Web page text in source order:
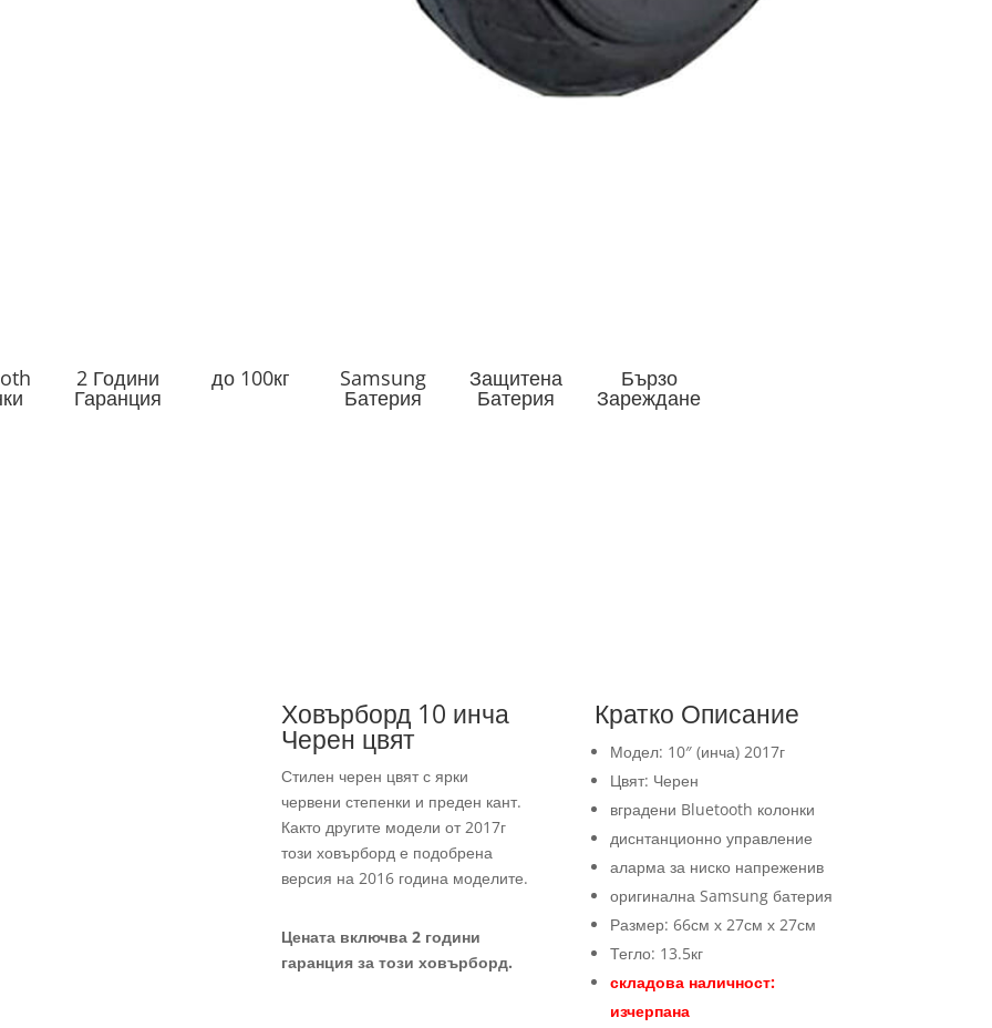
2 Години
Гаранция
до 100кг Samsung
Батерия
Защитена
Батерия
Бързо
Зареждане
Ховърборд 10 инча
Черен цвят
Стилен черен цвят с ярки
червени степенки и преден кант.
Както другите модели от 2017г
този ховърборд е подобрена
версия на 2016 година моделите.
Цената включва 2 години
гаранция за този ховърборд.
Кратко Описание
Модел: 10″ (инча) 2017г
Цвят: Черен
вградени Bluetooth колонки
диснтанционно управление
аларма за ниско напреженив
оригинална Samsung батерия
Размер: 66см х 27см х 27см
Тегло: 13.5кг
складова наличност:
изчерпана